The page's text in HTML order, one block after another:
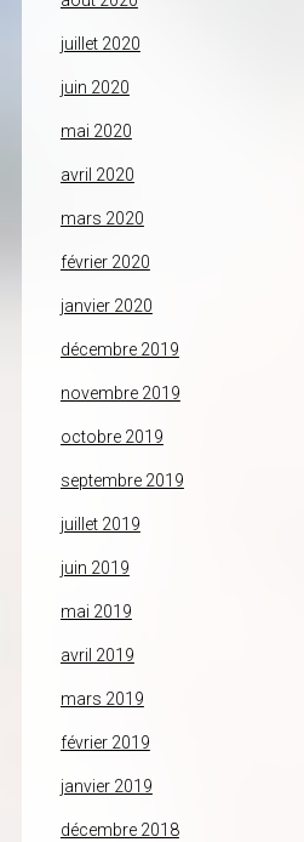
juillet 2020
juin 2020
mai 2020
avril 2020
mars 2020
février 2020
janvier 2020
décembre 2019
novembre 2019
octobre 2019
septembre 2019
juillet 2019
juin 2019
mai 2019
avril 2019
mars 2019
février 2019
janvier 2019
décembre 2018